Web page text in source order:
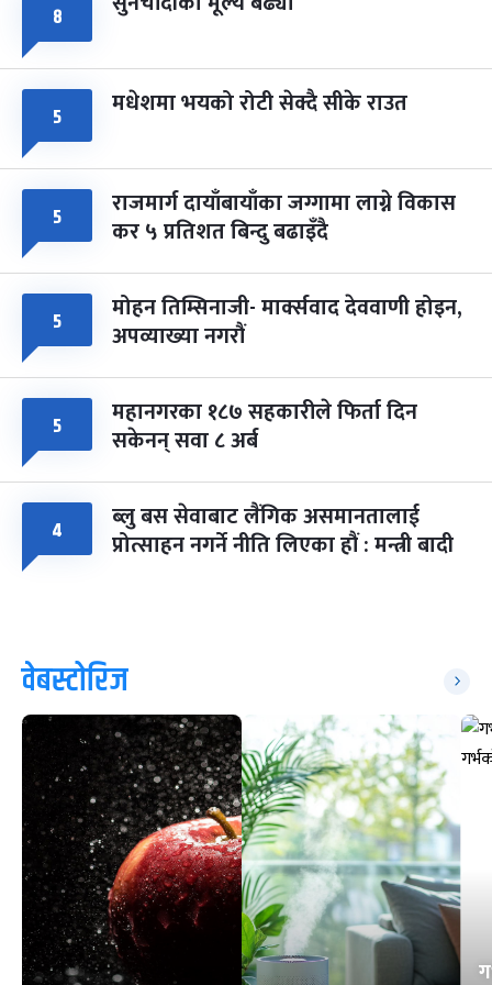
८
५ मधेशमा भयको रोटी सेक्दै सीके राउत
५ राजमार्ग दायाँबायाँका जग्गामा लाग्ने विकास
कर ५ प्रतिशत बिन्दु बढाइँदै
५ मोहन तिम्सिनाजी- मार्क्सवाद देववाणी होइन,
अपव्याख्या नगरौं
५ महानगरका १८७ सहकारीले फिर्ता दिन
सकेनन् सवा ८ अर्ब
४ ब्लु बस सेवाबाट लैंगिक असमानतालाई
प्रोत्साहन नगर्ने नीति लिएका हौं : मन्त्री बादी
वेबस्टोरिज